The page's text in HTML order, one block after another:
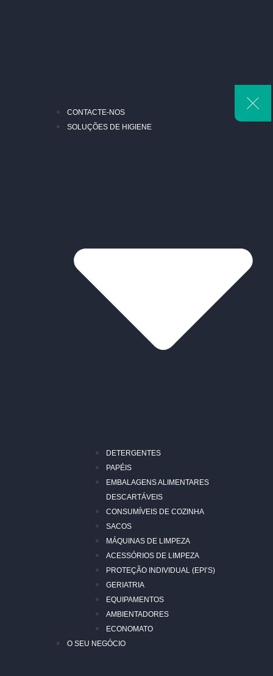
CONTACTE-NOS
SOLUÇÕES DE HIGIENE
DETERGENTES
PAPÉIS
EMBALAGENS ALIMENTARES
DESCARTÁVEIS
CONSUMÍVEIS DE COZINHA
SACOS
MÁQUINAS DE LIMPEZA
ACESSÓRIOS DE LIMPEZA
PROTEÇÃO INDIVIDUAL (EPI’S)
GERIATRIA
EQUIPAMENTOS
AMBIENTADORES
ECONOMATO
O SEU NEGÓCIO